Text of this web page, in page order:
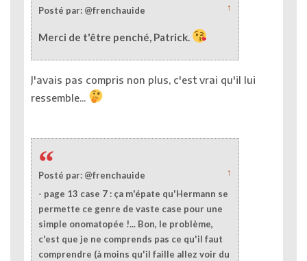
Posté par: @frenchauide ↑
Merci de t'être penché, Patrick.
J'avais pas compris non plus, c'est vrai qu'il lui
ressemble...
Posté par: @frenchauide
↑
- page 13 case 7 : ça m'épate qu'Hermann se
permette ce genre de vaste case pour une
simple onomatopée !... Bon, le problème,
c'est que je ne comprends pas ce qu'il faut
comprendre (à moins qu'il faille allez voir du